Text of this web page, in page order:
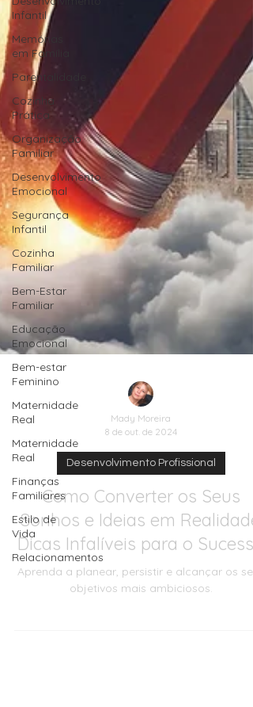
Infantil
Memórias
em Família
Parentalidade
Cozinha
Prática
Organização
Familiar
Desenvolvimento
Emocional
Segurança
Infantil
Cozinha
Familiar
Bem-Estar
Familiar
Educação
Emocional
Bem-estar
Feminino
Maternidade
Real
Maternidade
Real
Finanças
Familiares
Estilo de
Vida
Relacionamentos
Mady Moreira
8 de out. de 2024
Como Converter os Seus
Sonhos e Ideias em Realidade: